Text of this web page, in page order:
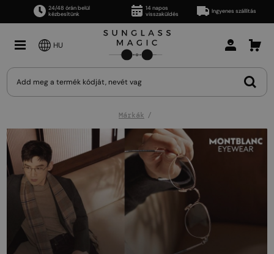
24/48 órán belül
kézbesítünk
14 napos
visszaküldés
Ingyenes szállítás
HU
Márkák